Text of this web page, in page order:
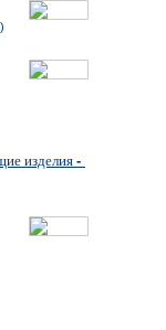
изделия -